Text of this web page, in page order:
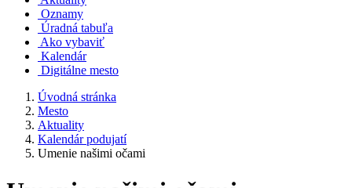
Oznamy
Úradná tabuľa
Ako vybaviť
Kalendár
Digitálne mesto
Úvodná stránka
Mesto
Aktuality
Kalendár podujatí
Umenie našimi očami